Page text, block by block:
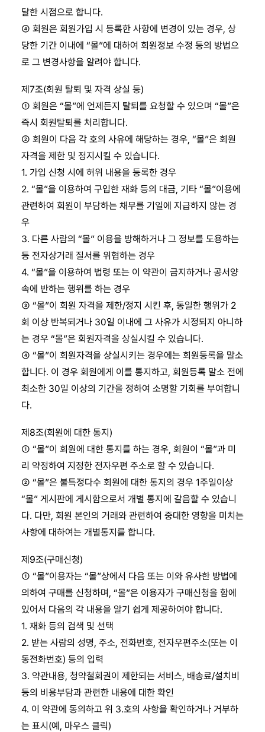
달한 시점으로 합니다.
④ 회원은 회원가입 시 등록한 사항에 변경이 있는 경우, 상
당한 기간 이내에 “몰”에 대하여 회원정보 수정 등의 방법으
로 그 변경사항을 알려야 합니다.
제7조(회원 탈퇴 및 자격 상실 등)
① 회원은 “몰”에 언제든지 탈퇴를 요청할 수 있으며 “몰”은
즉시 회원탈퇴를 처리합니다.
② 회원이 다음 각 호의 사유에 해당하는 경우, “몰”은 회원
자격을 제한 및 정지시킬 수 있습니다.
1. 가입 신청 시에 허위 내용을 등록한 경우
2. “몰”을 이용하여 구입한 재화 등의 대금, 기타 “몰”이용에
관련하여 회원이 부담하는 채무를 기일에 지급하지 않는 경
우
3. 다른 사람의 “몰” 이용을 방해하거나 그 정보를 도용하는
등 전자상거래 질서를 위협하는 경우
4. “몰”을 이용하여 법령 또는 이 약관이 금지하거나 공서양
속에 반하는 행위를 하는 경우
③ “몰”이 회원 자격을 제한/정지 시킨 후, 동일한 행위가 2
회 이상 반복되거나 30일 이내에 그 사유가 시정되지 아니하
는 경우 “몰”은 회원자격을 상실시킬 수 있습니다.
④ “몰”이 회원자격을 상실시키는 경우에는 회원등록을 말소
합니다. 이 경우 회원에게 이를 통지하고, 회원등록 말소 전에
최소한 30일 이상의 기간을 정하여 소명할 기회를 부여합니
다.
제8조(회원에 대한 통지)
① “몰”이 회원에 대한 통지를 하는 경우, 회원이 “몰”과 미
리 약정하여 지정한 전자우편 주소로 할 수 있습니다.
② “몰”은 불특정다수 회원에 대한 통지의 경우 1주일이상
“몰” 게시판에 게시함으로서 개별 통지에 갈음할 수 있습니
다. 다만, 회원 본인의 거래와 관련하여 중대한 영향을 미치는
사항에 대하여는 개별통지를 합니다.
제9조(구매신청)
① “몰”이용자는 “몰”상에서 다음 또는 이와 유사한 방법에
의하여 구매를 신청하며, “몰”은 이용자가 구매신청을 함에
있어서 다음의 각 내용을 알기 쉽게 제공하여야 합니다.
1. 재화 등의 검색 및 선택
2. 받는 사람의 성명, 주소, 전화번호, 전자우편주소(또는 이
동전화번호) 등의 입력
3. 약관내용, 청약철회권이 제한되는 서비스, 배송료/설치비
등의 비용부담과 관련한 내용에 대한 확인
4. 이 약관에 동의하고 위 3.호의 사항을 확인하거나 거부하
는 표시(예, 마우스 클릭)